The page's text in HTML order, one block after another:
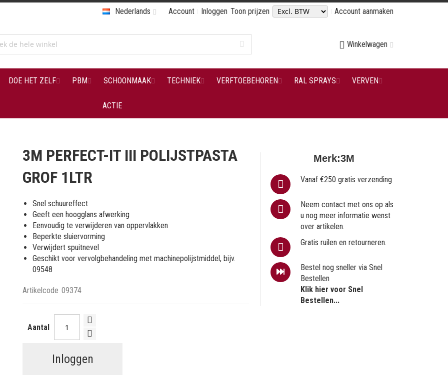
Account Inloggen Toon prijzen Account aanmaken
Nederlands
Winkelwagen
DOE HET ZELF PBM SCHOONMAAK TECHNIEK VERFTOEBEHOREN RAL SPRAYS VERVEN
ACTIE
3M PERFECT-IT III POLIJSTPASTA
GROF 1LTR
Snel schuureffect
Geeft een hoogglans afwerking
Eenvoudig te verwijderen van oppervlakken
Beperkte sluiervorming
Verwijdert spuitnevel
Geschikt voor vervolgbehandeling met machinepolijstmiddel, bijv.
09548
Artikelcode 09374
Aantal
Inloggen
Merk:3M
Vanaf €250 gratis verzending
Neem contact met ons op als
u nog meer informatie wenst
over artikelen.
Gratis ruilen en retourneren.
Bestel nog sneller via Snel
Bestellen
Klik hier voor Snel
Bestellen...